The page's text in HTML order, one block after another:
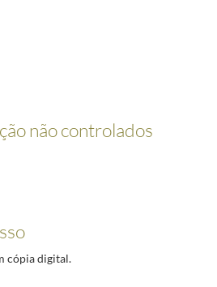
não controlados
cópia digital.